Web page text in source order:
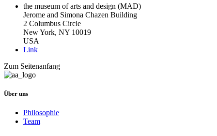
the museum of arts and design (MAD)
Jerome and Simona Chazen Building
2 Columbus Circle
New York, NY 10019
USA
Link
Zum Seitenanfang
Über uns
Philosophie
Team